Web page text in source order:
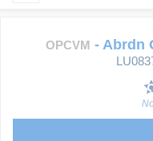
OPCVM - Abrdn